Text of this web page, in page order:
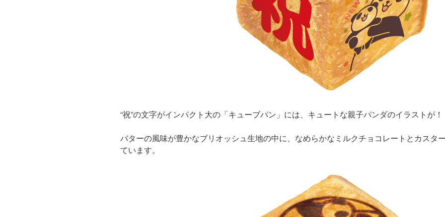
“祝”の文字がインパクト大の「キューブパン」には、キュートな親子パンダのイラストが！
バターの風味が豊かなブリオッシュ生地の中に、なめらかなミルクチョコレートとカスタ
ています。